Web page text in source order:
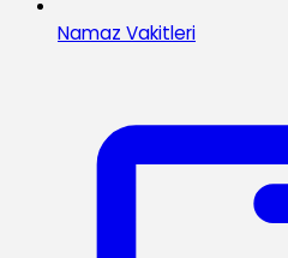
Namaz Vakitleri